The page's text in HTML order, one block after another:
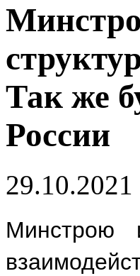
Так же
России
29.10.2021
Минстрою